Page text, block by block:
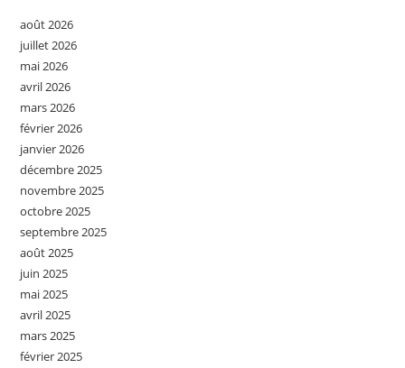
août 2026
juillet 2026
mai 2026
avril 2026
mars 2026
février 2026
janvier 2026
décembre 2025
novembre 2025
octobre 2025
septembre 2025
août 2025
juin 2025
mai 2025
avril 2025
mars 2025
février 2025